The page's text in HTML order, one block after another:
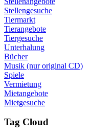
Stellengesuche
Tiermarkt
Tierangebote
Tiergesuche
Unterhalung
Bücher
Musik (nur original CD)
Spiele
Vermietung
Mietangebote
Mietgesuche
Tag Cloud